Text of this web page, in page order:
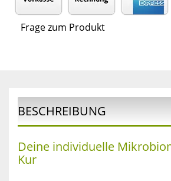
Frage zum Produkt
BESCHREIBUNG
Deine individuelle
Kur